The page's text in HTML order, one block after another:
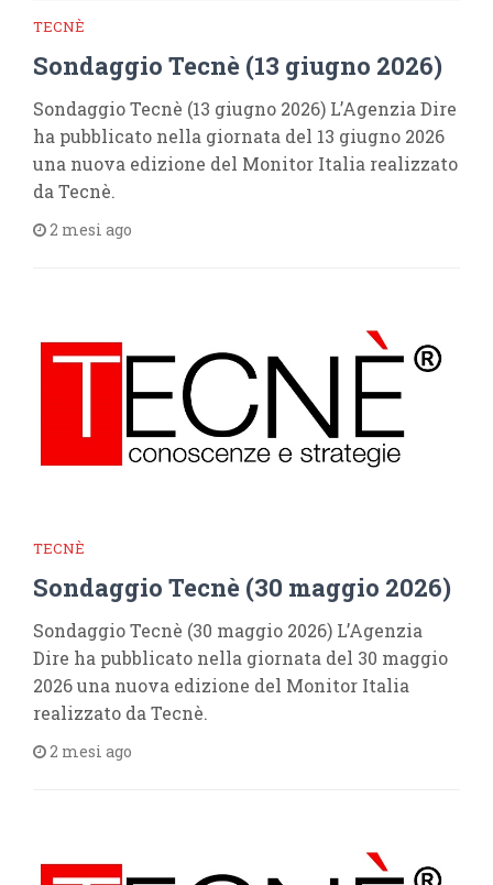
TECNÈ
Sondaggio Tecnè (13 giugno 2026)
Sondaggio Tecnè (13 giugno 2026) L’Agenzia Dire
ha pubblicato nella giornata del 13 giugno 2026
una nuova edizione del Monitor Italia realizzato
da Tecnè.
2 mesi ago
TECNÈ
Sondaggio Tecnè (30 maggio 2026)
Sondaggio Tecnè (30 maggio 2026) L’Agenzia
Dire ha pubblicato nella giornata del 30 maggio
2026 una nuova edizione del Monitor Italia
realizzato da Tecnè.
2 mesi ago